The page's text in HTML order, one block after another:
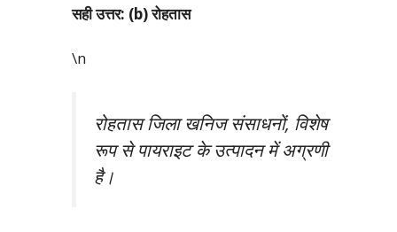
सही उत्तर: (b) रोहतास
\n
रोहतास जिला खनिज संसाधनों, विशेष
रूप से पायराइट के उत्पादन में अग्रणी
है।